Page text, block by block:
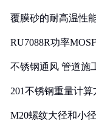
覆膜砂的耐高温性
RU7088R功率
不锈钢通风 管道施
201不锈钢重量计算
M20螺纹大径和小